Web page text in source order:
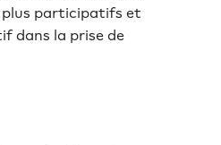
plus participatifs et
dans la prise de